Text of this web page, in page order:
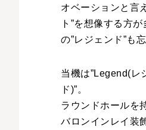
オベーションと言
ト”を想像する方
の”レジェンド”も
当機は”Legend(レ
ド)”。
ラウンドホールを
バロンインレイ装